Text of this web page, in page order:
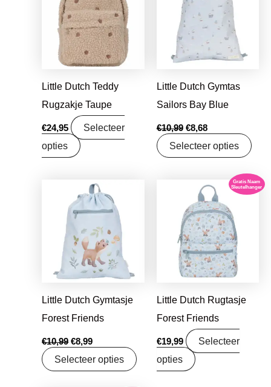
Little Dutch Teddy
Rugzakje Taupe
€24,95
Selecteer
opties
Little Dutch Gymtas
Sailors Bay Blue
€10,99
€10,99.
€8,68
€8,68.
Selecteer opties
Little Dutch Gymtasje
Forest Friends
€10,99
Oorspronkelijke
prijs
was:
€10,99.
€8,99
Huidige
prijs
is:
Selecteer opties
Gratis Naam
Sleutelhanger
Little Dutch Rugtasje
Forest Friends
€19,99
Selecteer
opties